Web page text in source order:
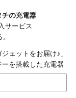
チの充電器
サービス
ェットをお届け♪」
を搭載した充電器
を搭載したプラグ